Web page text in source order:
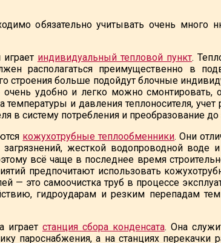
обязательно учитывать очень много
индивидуальный тепловой пункт.
располагаться преимущественно в
строения больше подойдут блочные
удобно и легко можно смонтировать,
и давления теплоносителя, учет
в систему потребления и преобразование
кожухотрубные теплообменники. Они
загрязнений, жесткой водопроводной
всё чаще в последнее время
предпочитают использовать
— это самоочистка труб в процессе
гидроударам и резким перепадам
играет станция сбора конденсата. Она
пароснабжения, а на станциях перекачки